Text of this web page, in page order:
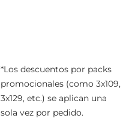
*Los descuentos por packs
promocionales (como 3x109,
3x129, etc.) se aplican una
sola vez por pedido.